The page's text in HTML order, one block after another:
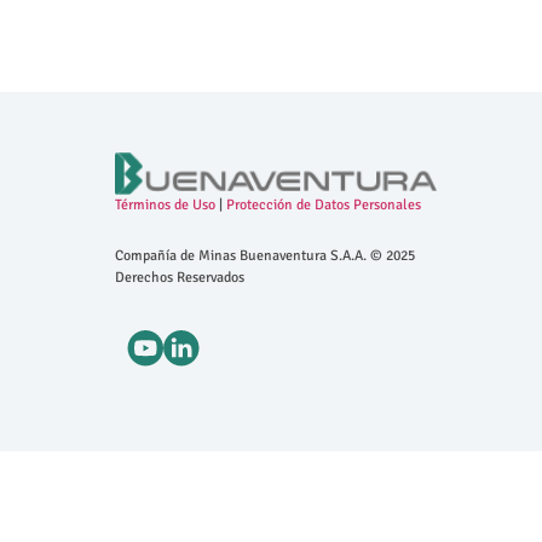
Términos de Uso| Protección de Datos Personales
Compañía de Minas Buenaventura S.A.A. © 2025
Derechos Reservados